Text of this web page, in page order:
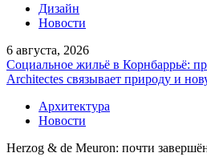
Дизайн
Новости
6 августа, 2026
Социальное жильё в Корнбаррьё:
Architectes связывает природу и
Архитектура
Новости
Herzog & de Meuron: почти